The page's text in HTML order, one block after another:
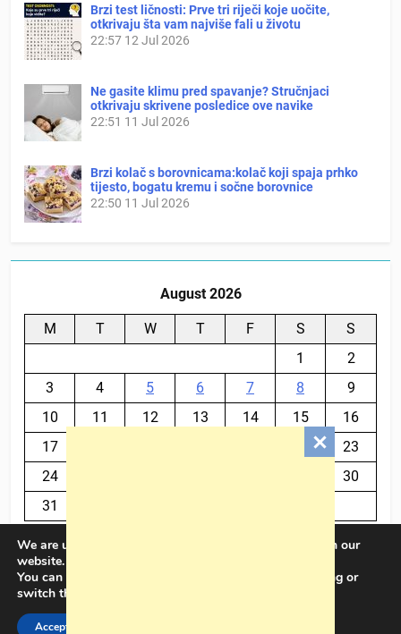
Brzi test ličnosti: Prve tri riječi koje uočite,
otkrivaju šta vam najviše fali u životu
22:57 12 Jul 2026
Ne gasite klimu pred spavanje? Stručnjaci
otkrivaju skrivene posledice ove navike
22:51 11 Jul 2026
Brzi kolač s borovnicama:kolač koji spaja prhko
tijesto, bogatu kremu i sočne borovnice
22:50 11 Jul 2026
August 2026
M T W T F S
S
1
2
3
4 5 6 7 8
9
10
11 12 13 14 15
16
17
23
24
30
31
BalkanPlus 2024© Powered By
We are using cookies to give you the best experience on our
website.
You can find out more about which cookies we are using or
switch them off in
Accept